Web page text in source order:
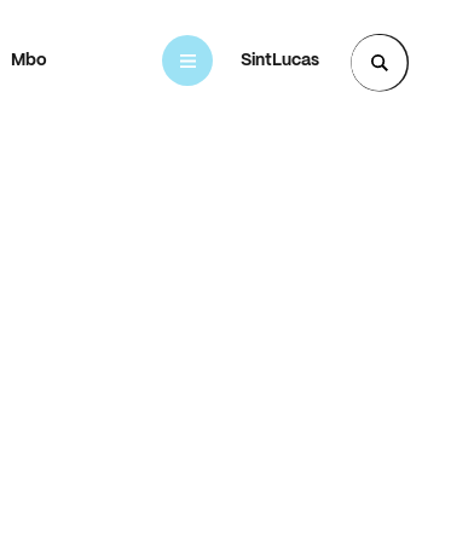
Mbo SintLucas